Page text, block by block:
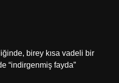
birey kısa vadeli bir
“indirgenmiş fayda”